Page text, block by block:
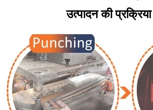
उत्पादन की प्रक्रिया